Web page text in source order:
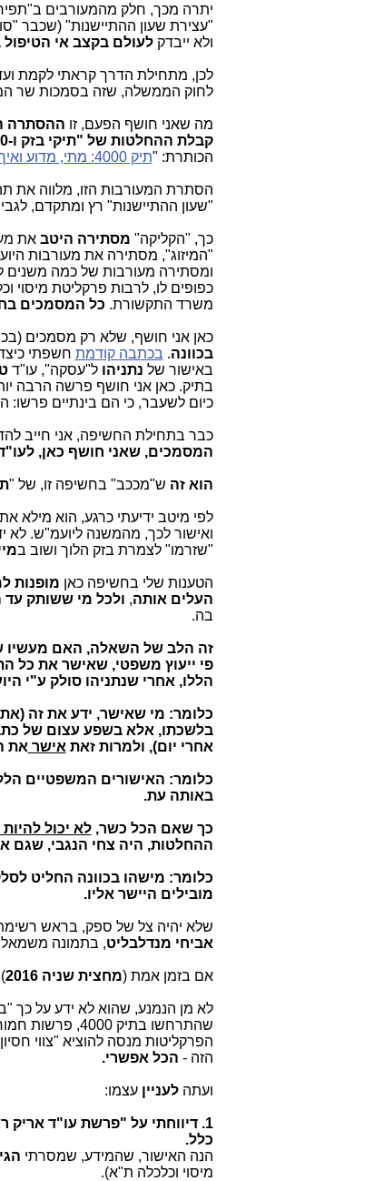
יתרה מכך, חלק מהמעורבים
ולא ייבדקלעולם בקצב אי
לחוק הממשלה, שזה בסמכות שר
מה שאני חושף הפעם, זו ההסתרה
קבלת ההחלטות של "תיקי בזק ו-4000"
הכותרת: "תיק 4000: מתי, מדוע ואיך הוא הפך מ"תיק בזק" ל"תיק תפור" ומחורר?
הסתרת המעורבות הזו, מלווה את
"שעון ההתיישנות" רץ ומתקדם,
כך, "הקליקה" מסתירה היטב את
"המיזוג", מסתירה את מעורבות
ומסתירה מעורבות של כמה
כפופים לו, לרבות פרקליטת מיסוי
משרד התקשורת. כל המסמכים
כאן אני חושף, שלא רק מסמכים
בכוונה. בכתבה קודמת חשפתי
באישור של נתניהול"עסקה", עו"ד
בתיק. כאן אני חושף פרשה הרבה
כיום לשעבר, כי הם בינתיים
כבר בתחילת החשיפה, אני חייב
המסמכים, שאני חושף כאן,
הוא זה ש"מככב" בחשיפה זו, של "
לפי מיטב ידיעתי כרגע, הוא מילא
ואישור לכך, מהמשנה ליועמ"ש. לא
"שזרמו" לצמרת בזק הלוך ושוב ב
הטענות שלי בחשיפה כאן מופנות
העלים אותה, ולכל מי ששותק עד
בה.
זה הלב של השאלה, האם מעשיו
פי ייעוץ משפטי, שאישר את כל
הללו, אחרי שנתניהו סולק ע"י
כלומר: מי שאישר, ידע את זה
בלשכתו, אלא בשפע עצום של
אחרי יום), ולמרות זאת אישר את
כלומר: האישורים המשפטיים
באותה עת.
כך שאם הכל כשר,לא יכול
ההחלטות, היה צחי הנגבי, שגם
כלומר: מישהו בכוונה החליט
מובילים היישר אליו.
שלא יהיה צל של ספק, בראש
אביחי מנדלבליט, בתמונה
אם בזמן אמת (מחצית שניה 2016
לא מן הנמנע, שהוא לא ידע על כך
שהתרחשו בתיק
הפרקליטות מנסה להוציא "צווי
הזה - הכל אפשרי.
ועתהלענייןעצמו:
1. דיווחתי על "פרשת עו"ד
כלל.
הנה האישור, שהמידע, שמסרתי
מיסוי וכלכלה ת"א).